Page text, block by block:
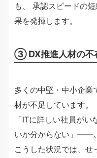
も、 承認スピードの
果を発揮します。
③ DX推進人材の不
多くの中堅・中小企業
材が不足しています。
「ITに詳しい社員が
いか分からない」――。
こうした状況では、せ